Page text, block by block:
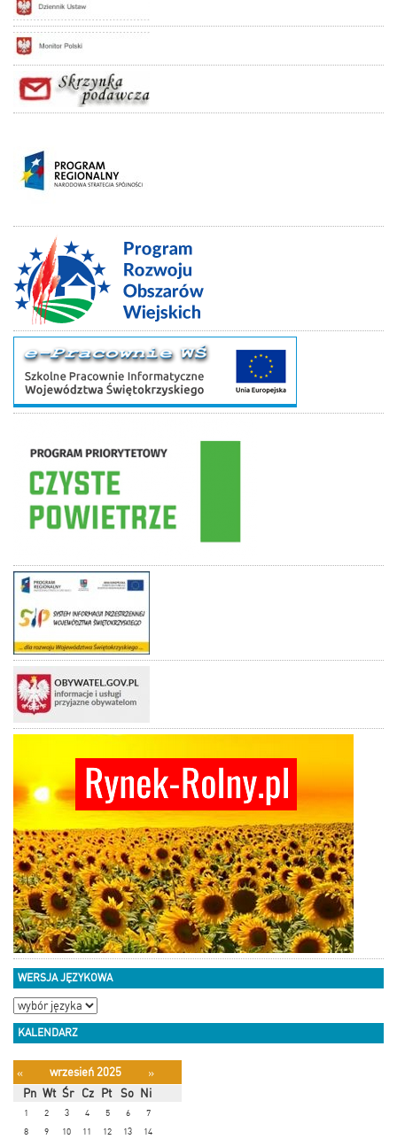
WERSJA JĘZYKOWA
KALENDARZ
« wrzesień 2025
»
Pn Wt Śr Cz Pt So Ni
1 2 3 4 5 6
7
8
9 10 11 12 13
14